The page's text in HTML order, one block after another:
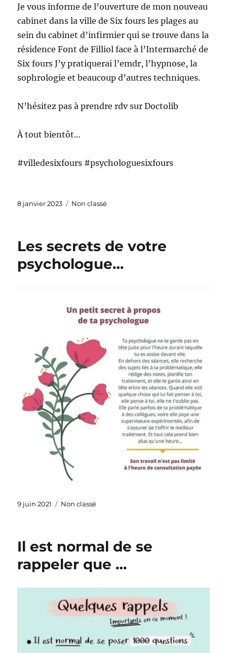
Je vous informe de l’ouverture de mon nouveau
cabinet dans la ville de Six fours les plages au
sein du cabinet d’infirmier qui se trouve dans la
résidence Font de Filliol face à l’Intermarché de
Six fours J’y pratiquerai l’emdr, l’hypnose, la
sophrologie et beaucoup d’autres techniques.
N’hésitez pas à prendre rdv sur Doctolib
À tout bientôt…
#villedesixfours #psychologuesixfours
Publié
8 janvier 2023 Catégories
Non classé
Les secrets de votre
psychologue…
Publié
9 juin 2021 Catégories
Non classé
Il est normal de se
rappeler que …